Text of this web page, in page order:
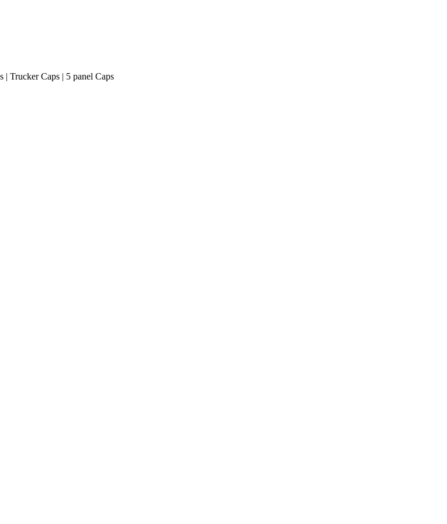
| Trucker Caps | 5 panel Caps